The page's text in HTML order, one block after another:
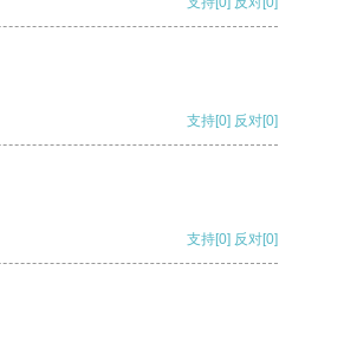
支持[0] 反对[0]
支持[0] 反对[0]